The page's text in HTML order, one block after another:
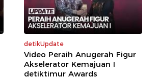
detikUpdate
Video Peraih Anugerah Figur
Akselerator Kemajuan I
detiktimur Awards